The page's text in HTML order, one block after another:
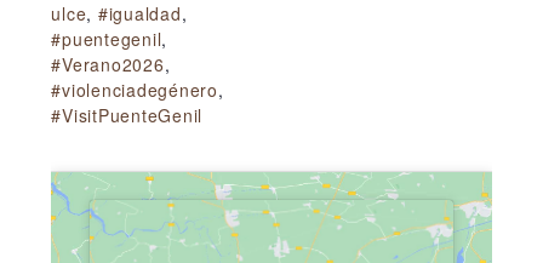
ulce, #igualdad,
#puentegenil,
#Verano2026,
#violenciadegénero,
#VisitPuenteGenil